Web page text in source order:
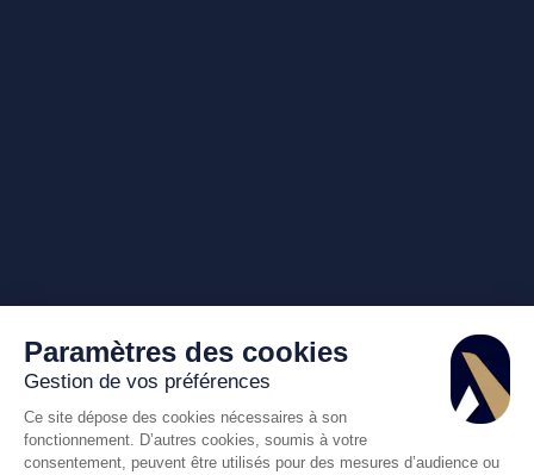
Paramètres des cookies
Gestion de vos préférences
Ce site dépose des cookies nécessaires à son
fonctionnement. D’autres cookies, soumis à votre
consentement, peuvent être utilisés pour des mesures d’audience ou